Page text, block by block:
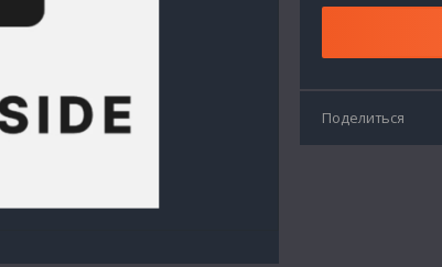
Поделиться